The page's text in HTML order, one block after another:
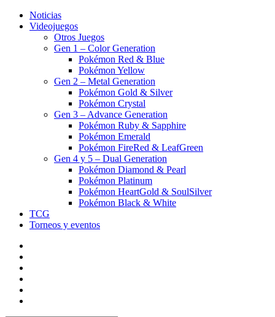
Noticias
Videojuegos
Otros Juegos
Gen 1 – Color Generation
Pokémon Red & Blue
Pokémon Yellow
Gen 2 – Metal Generation
Pokémon Gold & Silver
Pokémon Crystal
Gen 3 – Advance Generation
Pokémon Ruby & Sapphire
Pokémon Emerald
Pokémon FireRed & LeafGreen
Gen 4 y 5 – Dual Generation
Pokémon Diamond & Pearl
Pokémon Platinum
Pokémon HeartGold & SoulSilver
Pokémon Black & White
TCG
Torneos y eventos